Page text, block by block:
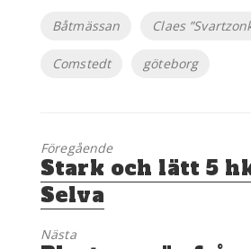
Etiketter
Båtmässan Claes
Comstedt göteborg
Föregående
Föregående
inlägg:
Stark och lätt 5
Selva
Nästa